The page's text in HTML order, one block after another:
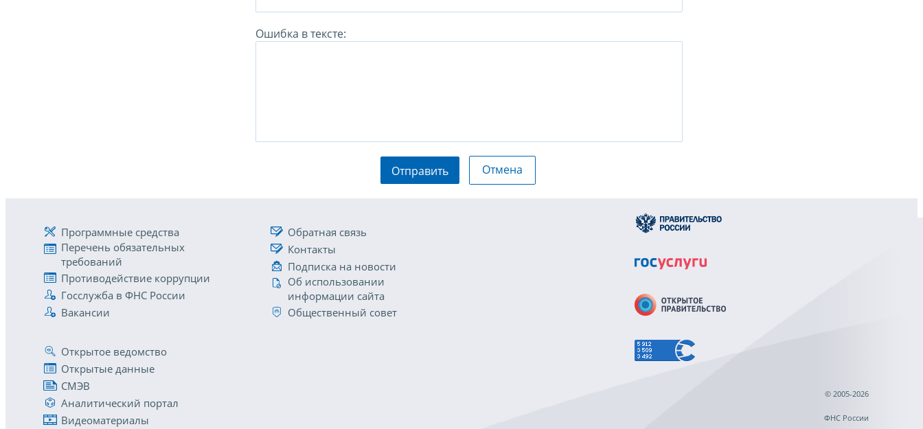
Ошибка в тексте:
Отправить Отмена
Программные средства
Перечень обязательных
требований
Противодействие коррупции
Госслужба в ФНС России
Вакансии
Обратная связь
Контакты
Подписка на новости
Об использовании
информации сайта
Общественный совет
Открытое ведомство
Открытые данные
СМЭВ
Аналитический портал
Видеоматериалы
© 2005-2026
ФНС России